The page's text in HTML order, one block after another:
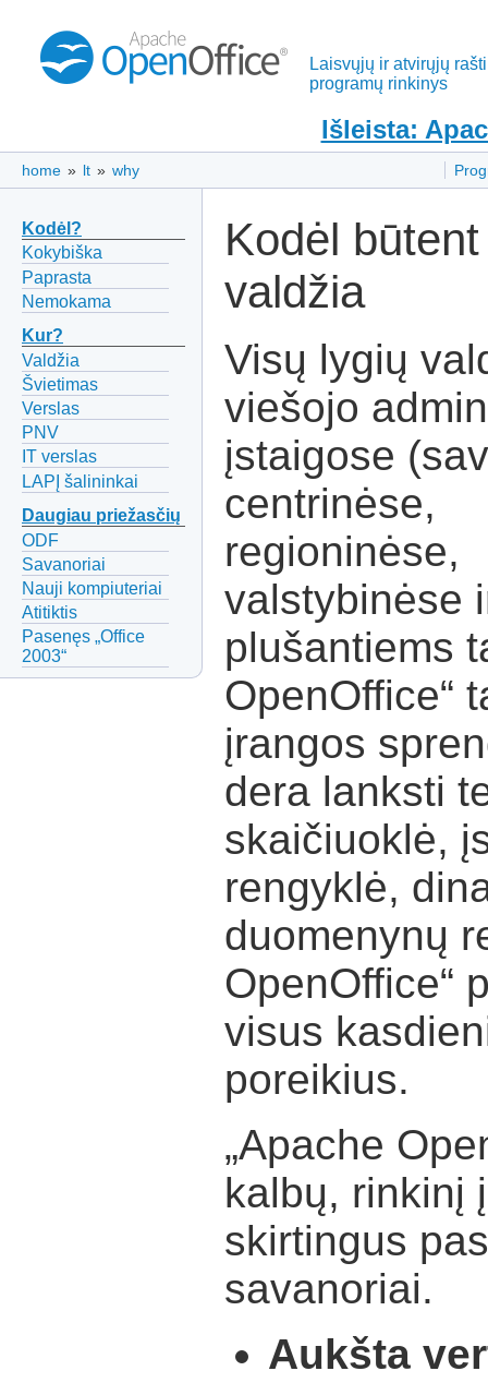
Laisvųjų ir atvirųjų
programų rinkinys
Išleista:
home » lt » why
Kodėl?
Kokybiška
Paprasta
Nemokama
Kur?
Valdžia
Švietimas
Verslas
PNV
IT verslas
LAPĮ šalininkai
Daugiau priežasčių
ODF
Savanoriai
Nauji kompiuteriai
Atitiktis
Pasenęs „Office
2003“
Kodėl
valdžia
Visų lygių
viešojo
įstaigose
centrinėse,
regioninėse,
valstybinėse
plušantiems
OpenOffice“
įrangos
dera lanksti
skaičiuoklė,
rengyklė,
duomenynų
OpenOffice“
visus
poreikius.
„Apache
kalbų, rinkinį
skirtingus
savanoriai.
Aukšta